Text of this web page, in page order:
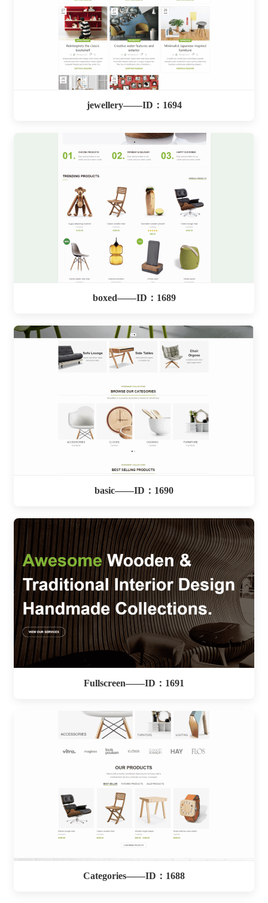
jewellery——ID：1694
boxed——ID：1689
basic——ID：1690
Fullscreen——ID：1691
Categories——ID：1688